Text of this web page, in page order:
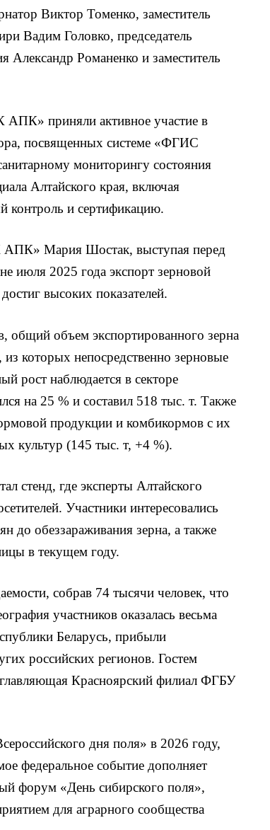
Виктор Томенко, заместитель
Вадим Головко, председатель
Александр Романенко и заместитель
приняли активное участие в
посвященных системе «ФГИС
мониторингу состояния
Алтайского края, включая
контроль и сертификацию.
Мария Шостак, выступая перед
июля 2025 года экспорт зерновой
высоких показателей.
общий объем экспортированного зерна
которых непосредственно зерновые
рост наблюдается в секторе
на 25 % и составил 518 тыс. т. Также
продукции и комбикормов с их
культур (145 тыс. т, +4 %).
стенд, где эксперты Алтайского
Участники интересовались
до обеззараживания зерна, а также
в текущем году.
собрав 74 тысячи человек, что
участников оказалась весьма
Беларусь, прибыли
российских регионов. Гостем
Красноярский филиал ФГБУ
дня поля» в 2026 году,
федеральное событие дополняет
форум «День сибирского поля»,
для аграрного сообщества